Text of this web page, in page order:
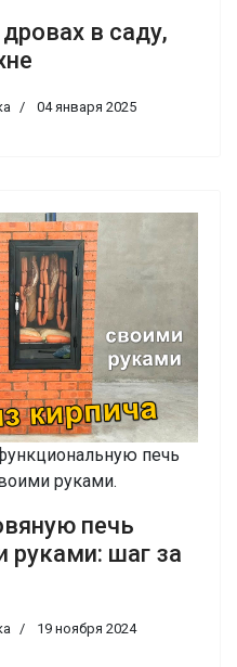
в саду,
04 января 2025
печь
руками.
печь
руками: шаг за
19 ноября 2024